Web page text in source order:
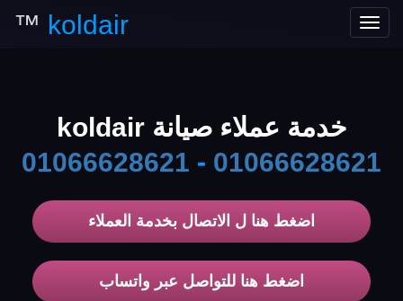
Toggle
koldair
™
خدمة عملاء صيانة koldair
01066628621 - 01066628621
اضغط هنا ل الاتصال بخدمة العملاء
اضغط هنا للتواصل عبر واتساب